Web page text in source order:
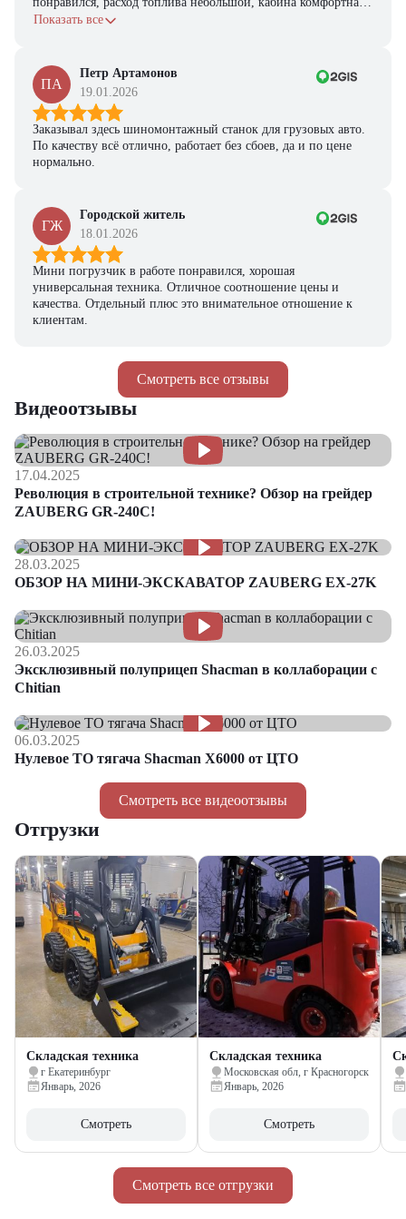
Смотреть все отзывы
с задачами справляется.
Показать все
ПА
Петр Артамонов
19.01.2026
Заказывал здесь шиномонтажный станок для грузовых авто.
По качеству всё отлично, работает без сбоев, да и по цене
нормально.
ГЖ
Городской житель
18.01.2026
Мини погрузчик в работе понравился, хорошая
универсальная техника. Отличное соотношение цены и
качества. Отдельный плюс это внимательное отношение к
клиентам.
Смотреть все видеоотзывы
Видеоотзывы
17.04.2025
Революция в строительной технике? Обзор на грейдер
ZAUBERG GR-240C!
28.03.2025
ОБЗОР НА МИНИ-ЭКСКАВАТОР ZAUBERG EX-27K
26.03.2025
Эксклюзивный полуприцеп Shacman в коллаборации с
Chitian
06.03.2025
Нулевое ТО тягача Shacman Х6000 от ЦТО
Смотреть все отгрузки
Отгрузки
Складская техника
г Екатеринбург
Январь, 2026
Смотреть
Складская техника
Московская обл, г Красногорск
Январь, 2026
Смотреть